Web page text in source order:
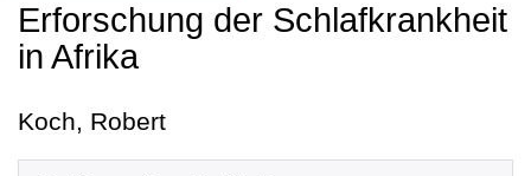
Erforschung der Schlafkrankheit
in Afrika
Koch, Robert